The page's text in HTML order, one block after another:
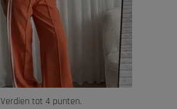
Verdien tot 4 punten.